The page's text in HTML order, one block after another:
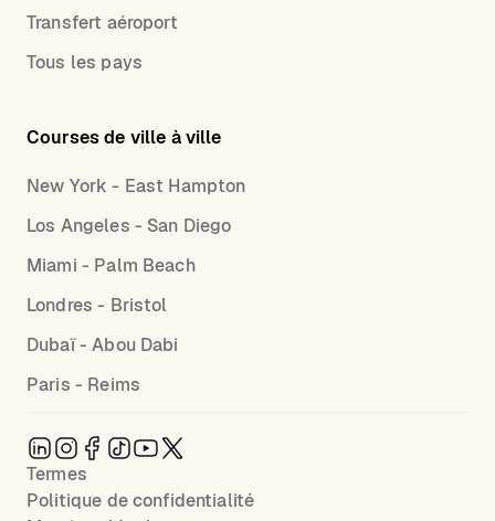
Transfert aéroport
Tous les pays
Courses de ville à ville
New York - East Hampton
Los Angeles - San Diego
Miami - Palm Beach
Londres - Bristol
Dubaï - Abou Dabi
Paris - Reims
Termes
Politique de confidentialité